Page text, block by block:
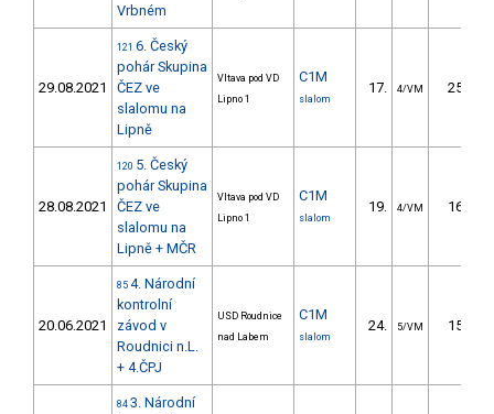
Vrbném
29.08.2021
121 6. Český
pohár Skupina
ČEZ ve
slalomu na
Lipně
Vltava pod VD
Lipno 1
C1M
slalom
17. 4/VM 25.71
28.08.2021
120 5. Český
pohár Skupina
ČEZ ve
slalomu na
Lipně + MČR
Vltava pod VD
Lipno 1
C1M
slalom
19. 4/VM 16.25
20.06.2021
85 4. Národní
kontrolní
závod v
Roudnici n.L.
+ 4.ČPJ
USD Roudnice
nad Labem
C1M
slalom
24. 5/VM 15.71
84 3. Národní